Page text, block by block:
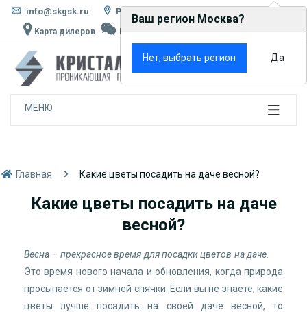
info@skgsk.ru Россия, г. Москва, ул. Кетчерская, д. 13
Карта дилеров Написать в MAX Rutube VK
0
МЕНЮ
Главная Какие цветы посадить на даче весной?
Какие цветы посадить на даче
весной?
Весна – прекрасное время для посадки цветов на даче.
Это время нового начала и обновления, когда природа
просыпается от зимней спячки. Если вы не знаете, какие
цветы лучше посадить на своей даче весной, то
Ваш регион Москва?
Нет, выбрать регион Да